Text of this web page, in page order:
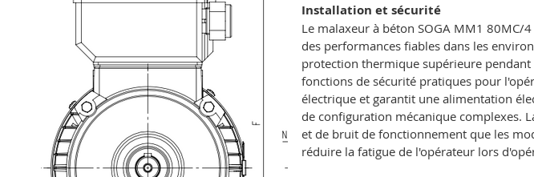
Installation et sécurité
Le malaxeur à béton SOGA MM1 80MC/
des performances fiables dans les
protection thermique supérieure
fonctions de sécurité pratiques pour
électrique et garantit une alimentation
de configuration mécanique complexes.
et de bruit de fonctionnement que les
réduire la fatigue de l'opérateur lors